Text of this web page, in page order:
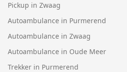
Pickup in Zwaag
Autoambulance in Purmerend
Autoambulance in Zwaag
Autoambulance in Oude Meer
Trekker in Purmerend